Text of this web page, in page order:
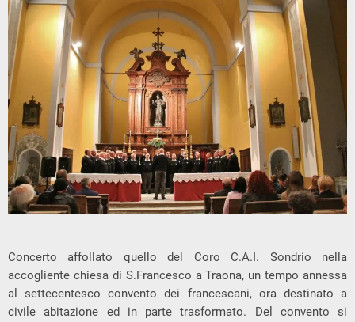
Concerto affollato quello del Coro C.A.I. Sondrio nella
accogliente chiesa di S.Francesco a Traona, un tempo annessa
al settecentesco convento dei francescani, ora destinato a
civile abitazione ed in parte trasformato. Del convento si